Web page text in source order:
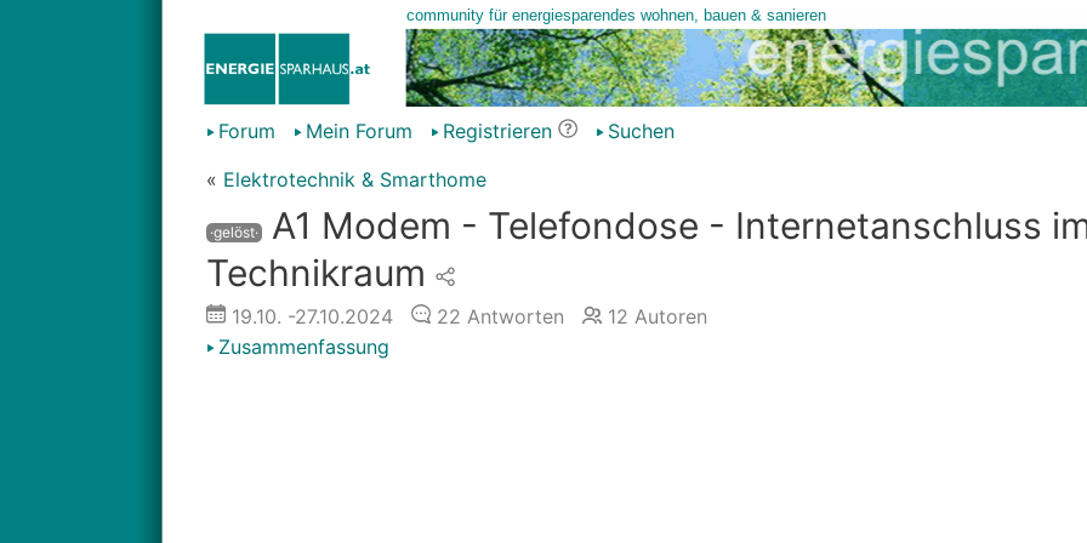
Forum Mein Forum Registrieren
Suchen
« Elektrotechnik & Smarthome
·gelöst· A1 Modem - Telefondose - Internetanschluss
Technikraum
19.10. -27.10.2024 22 Antworten 12 Autoren
Zusammenfassung